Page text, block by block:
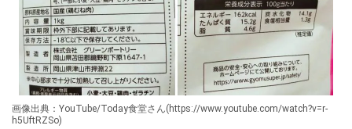
画像出典：YouTube/Today食堂さん(https://www.youtube.com/watch?v=r-
h5UftRZSo)